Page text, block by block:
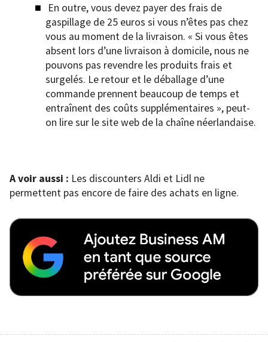
En outre, vous devez payer des frais de
gaspillage de 25 euros si vous n’êtes pas chez
vous au moment de la livraison. « Si vous êtes
absent lors d’une livraison à domicile, nous ne
pouvons pas revendre les produits frais et
surgelés. Le retour et le déballage d’une
commande prennent beaucoup de temps et
entraînent des coûts supplémentaires », peut-
on lire sur le site web de la chaîne néerlandaise.
A voir aussi : Les discounters Aldi et Lidl ne
permettent pas encore de faire des achats en ligne.